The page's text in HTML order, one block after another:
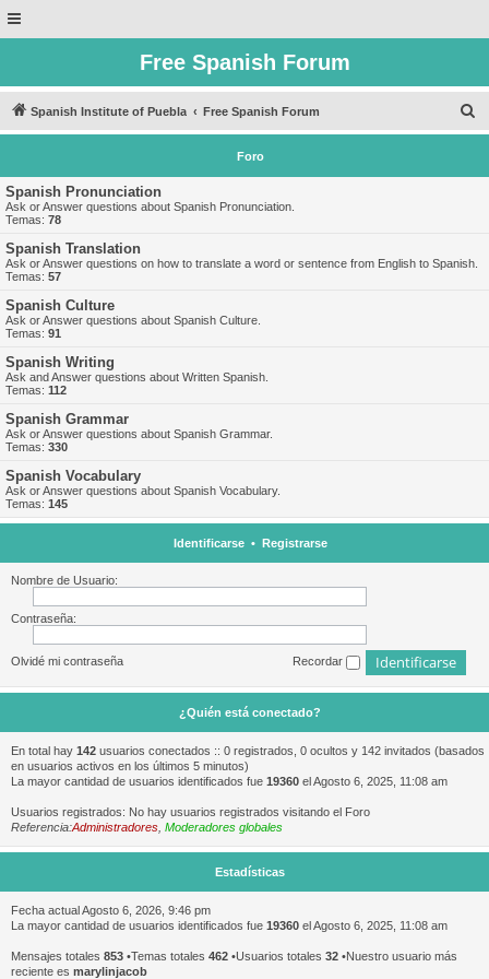
Free Spanish Forum
Spanish Institute of Puebla Free Spanish Forum
u
Foro
Spanish Pronunciation
Ask or Answer questions about Spanish Pronunciation.
Temas: 78
Spanish Translation
Ask or Answer questions on how to translate a word or sentence from English to Spanish.
Temas: 57
Spanish Culture
Ask or Answer questions about Spanish Culture.
Temas: 91
Spanish Writing
Ask and Answer questions about Written Spanish.
Temas: 112
Spanish Grammar
Ask or Answer questions about Spanish Grammar.
Temas: 330
Spanish Vocabulary
Ask or Answer questions about Spanish Vocabulary.
Temas: 145
Identificarse• Registrarse
Nombre de Usuario:
Contraseña:
Olvidé mi contraseña Recordar
¿Quién está conectado?
En total hay 142 usuarios conectados :: 0 registrados, 0 ocultos y 142 invitados (basados
en usuarios activos en los últimos 5 minutos)
La mayor cantidad de usuarios identificados fue 19360 el Agosto 6, 2025, 11:08 am
Usuarios registrados: No hay usuarios registrados visitando el Foro
Referencia:Administradores Moderadores globales
Estadísticas
Fecha actual Agosto 6, 2026, 9:46 pm
La mayor cantidad de usuarios identificados fue 19360 el Agosto 6, 2025, 11:08 am
Mensajes totales 853 •Temas totales 462 •Usuarios totales 32 •Nuestro usuario más
reciente es marylinjacob